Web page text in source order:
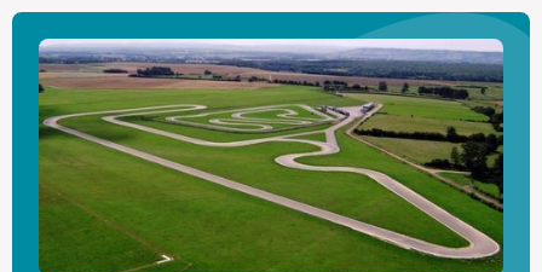
ligne droite de
400m. Des travaux de modernisation ont permis la mise
en place de vibreurs et de larges zones de dégagement...
Chaque détail est pensé pour assurer unesécurité
optimaleà chaque instant.